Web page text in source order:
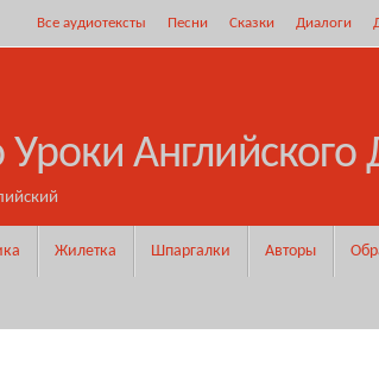
Все аудиотексты Песни Сказки Диалоги
Уроки Английского
Жилетка Шпаргалки Авторы